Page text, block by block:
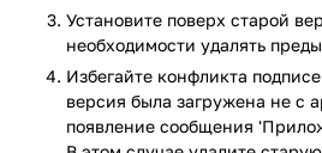
Установите поверх старой
необходимости удалять
Избегайте конфликта
версия была загружена не с
появление сообщения